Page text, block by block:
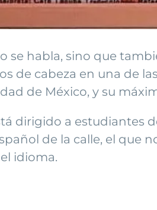
se habla, sino que
de cabeza en una de
de México, y su
dirigido a estudiantes
de la calle, el que
idioma.